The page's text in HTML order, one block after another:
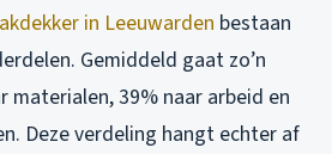
in Leeuwarden bestaan
Gemiddeld gaat zo’n
materialen, 39% naar arbeid en
Deze verdeling hangt echter af